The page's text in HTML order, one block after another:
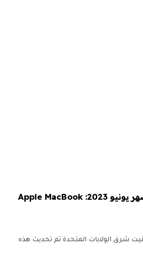
أفضل صفقات أجهزة الكمبيوتر المحمول لشهر يونيو 2023: Apple MacBook
(يونيو) 2023 ، 5:00 صباحًا بتوقيت شرق الولايات المتحدة تم تحديث هذه